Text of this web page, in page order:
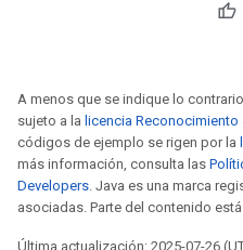
A menos que se indique lo
sujeto a la licencia Reconocimiento
códigos de ejemplo se rigen por la
más información, consulta las
Developers. Java es una marca
asociadas. Parte del contenido
Última actualización: 2025-07-26